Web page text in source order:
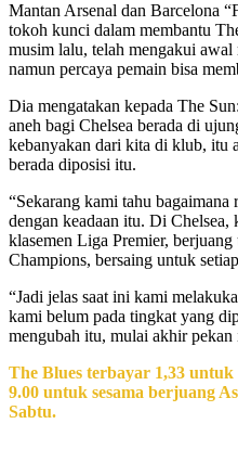
Mantan Arsenal dan Barcelona
tokoh kunci dalam membantu
musim lalu, telah mengakui
namun percaya pemain bisa
Dia mengatakan kepada The
aneh bagi Chelsea berada di
kebanyakan dari kita di klub, itu
berada diposisi itu.
“Sekarang kami tahu bagaimana
dengan keadaan itu. Di
klasemen Liga Premier,
Champions, bersaing untuk
“Jadi jelas saat ini kami
kami belum pada tingkat yang
mengubah itu, mulai akhir
The Blues terbayar 1,33
9.00 untuk sesama berjuang
Sabtu.